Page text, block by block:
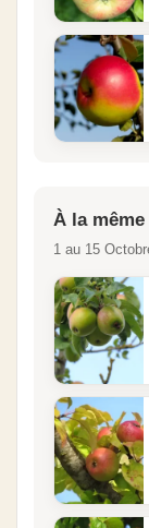
À la
1 au 15